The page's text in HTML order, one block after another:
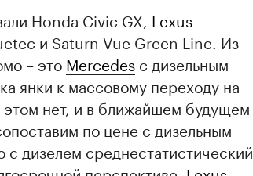
Honda Civic GX, Lexus
и Saturn Vue Green Line. Из
– это Mercedes с дизельным
янки к массовому переходу на
нет, и в ближайшем будущем
по цене с дизельным
дизелем среднестатистический